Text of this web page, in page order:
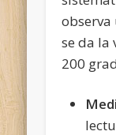
se da la
200